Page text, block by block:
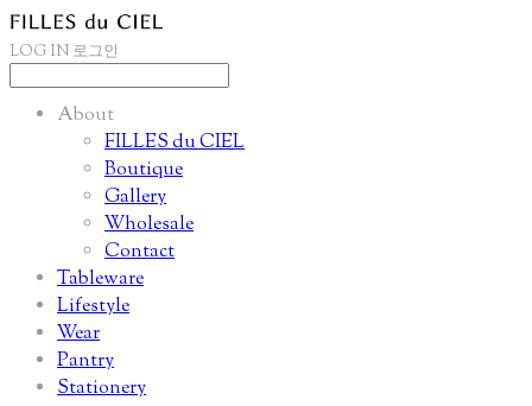
LOG IN 로그인
About
FILLES du CIEL
Boutique
Gallery
Wholesale
Contact
Tableware
Lifestyle
Wear
Pantry
Stationery